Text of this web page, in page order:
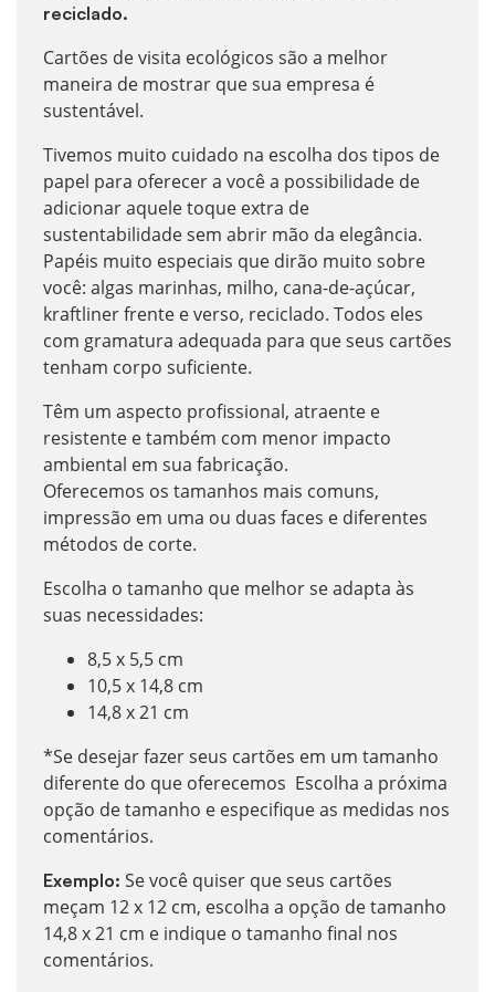
reciclado.
Cartões de visita ecológicos são a melhor
maneira de mostrar que sua empresa é
sustentável.
Tivemos muito cuidado na escolha dos tipos de
papel para oferecer a você a possibilidade de
adicionar aquele toque extra de
sustentabilidade sem abrir mão da elegância.
Papéis muito especiais que dirão muito sobre
você: algas marinhas, milho, cana-de-açúcar,
kraftliner frente e verso, reciclado. Todos eles
com gramatura adequada para que seus cartões
tenham corpo suficiente.
Têm um aspecto profissional, atraente e
resistente e também com menor impacto
ambiental em sua fabricação.
Oferecemos os tamanhos mais comuns,
impressão em uma ou duas faces e diferentes
métodos de corte.
Escolha o tamanho que melhor se adapta às
suas necessidades:
8,5 x 5,5 cm
10,5 x 14,8 cm
14,8 x 21 cm
*Se desejar fazer seus cartões em um tamanho
diferente do que oferecemos Escolha a próxima
opção de tamanho e especifique as medidas nos
comentários.
Exemplo: Se você quiser que seus cartões
meçam 12 x 12 cm, escolha a opção de tamanho
14,8 x 21 cm e indique o tamanho final nos
comentários.